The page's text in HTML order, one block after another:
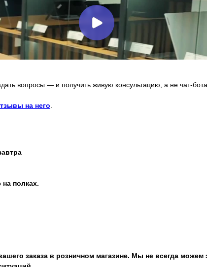
вопросы — и получить живую консультацию, а не чат-
на него.
полках.
заказа в розничном магазине. Мы не всегда можем